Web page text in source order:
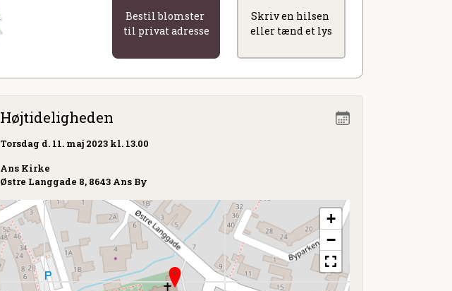
Bestil blomster
til privat adresse
Skriv en hilsen
eller tænd et lys
Højtideligheden
Torsdag d. 11. maj 2023 kl. 13.00
Ans Kirke
Østre Langgade 8, 8643 Ans By
+
−